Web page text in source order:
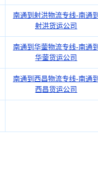
南通到射洪物流专线-南通到
射洪货运公司
南通到华蓥物流专线-南通到
华蓥货运公司
南通到西昌物流专线-南通到
西昌货运公司